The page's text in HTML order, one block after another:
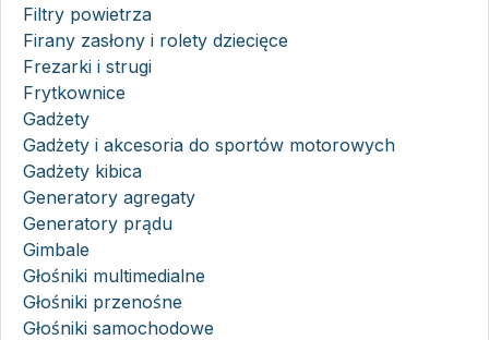
Filtry powietrza
Firany zasłony i rolety dziecięce
Frezarki i strugi
Frytkownice
Gadżety
Gadżety i akcesoria do sportów motorowych
Gadżety kibica
Generatory agregaty
Generatory prądu
Gimbale
Głośniki multimedialne
Głośniki przenośne
Głośniki samochodowe